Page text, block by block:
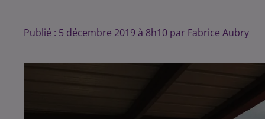
Publié : 5 décembre 2019 à 8h10 par Fabrice Aubry